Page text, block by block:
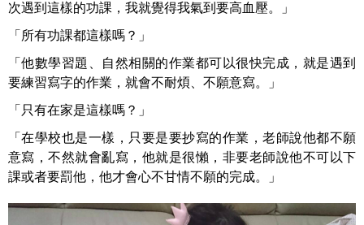
次遇到這樣的功課，我就覺得我氣到要高血壓。」
「所有功課都這樣嗎？」
「他數學習題、自然相關的作業都可以很快完成，就是遇到
要練習寫字的作業，就會不耐煩、不願意寫。」
「只有在家是這樣嗎？」
「在學校也是一樣，只要是要抄寫的作業，老師說他都不願
意寫，不然就會亂寫，他就是很懶，非要老師說他不可以下
課或者要罰他，他才會心不甘情不願的完成。」